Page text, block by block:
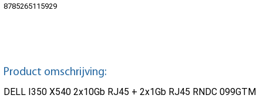
8785265115929
Product omschrijving:
DELL I350 X540 2x10Gb RJ45 + 2x1Gb RJ45 RNDC 099GTM